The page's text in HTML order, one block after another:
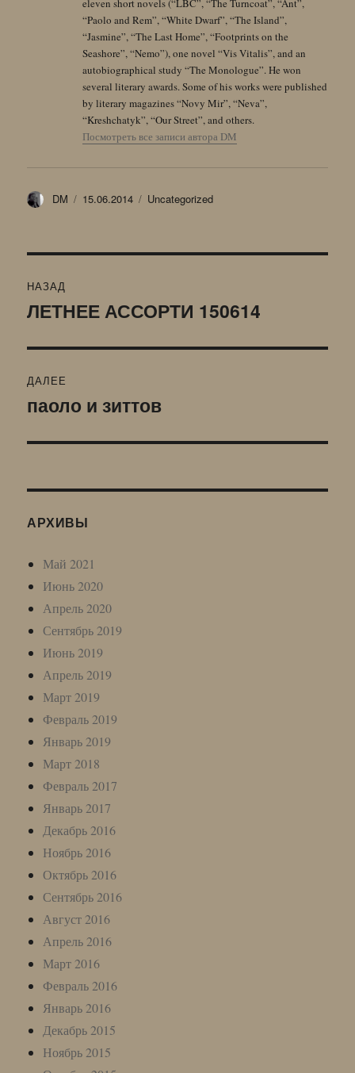
eleven short novels (“LBC”, “The Turncoat”, “Ant”,
“Paolo and Rem”, “White Dwarf”, “The Island”,
“Jasmine”, “The Last Home”, “Footprints on the
Seashore”, “Nemo”), one novel “Vis Vitalis”, and an
autobiographical study “The Monologue”. He won
several literary awards. Some of his works were published
by literary magazines “Novy Mir”, “Neva”,
“Kreshchatyk”, “Our Street”, and others.
Посмотреть все записи автора DM
Автор
DM Опубликовано
15.06.2014 Рубрики
Uncategorized
по
НАЗАД
Предыдущая
ЛЕТНЕЕ АССОРТИ 150614
ДАЛЕЕ
Следующая
паоло и зиттов
АРХИВЫ
Май 2021
Июнь 2020
Апрель 2020
Сентябрь 2019
Июнь 2019
Апрель 2019
Март 2019
Февраль 2019
Январь 2019
Март 2018
Февраль 2017
Январь 2017
Декабрь 2016
Ноябрь 2016
Октябрь 2016
Сентябрь 2016
Август 2016
Апрель 2016
Март 2016
Февраль 2016
Январь 2016
Декабрь 2015
Ноябрь 2015